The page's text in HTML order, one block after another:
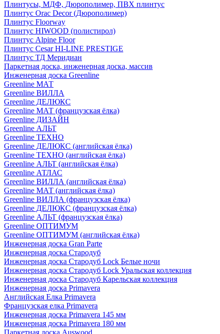
Плинтусы, МДФ, Дюрополимер, ПВХ плинтус
Плинтус Orac Decor (Дюрополимер)
Плинтус Floorway
Плинтус HIWOOD (полистирол)
Плинтус Alpine Floor
Плинтус Cesar HI-LINE PRESTIGE
Плинтус ТД Меридиан
Паркетная доска, инженерная доска, массив
Инженерная доска Greenline
Greenline МАТ
Greenline ВИЛЛА
Greenline ДЕЛЮКС
Greenline МАТ (французская ёлка)
Greenline ДИЗАЙН
Greenline АЛЬТ
Greenline ТЕХНО
Greenline ДЕЛЮКС (английская ёлка)
Greenline ТЕХНО (английская ёлка)
Greenline АЛЬТ (английская ёлка)
Greenline АТЛАС
Greenline ВИЛЛА (английская ёлка)
Greenline МАТ (английская ёлка)
Greenline ВИЛЛА (французская ёлка)
Greenline ДЕЛЮКС (французская ёлка)
Greenline АЛЬТ (французская ёлка)
Greenline ОПТИМУМ
Greenline ОПТИМУМ (английская ёлка)
Инженерная доска Gran Parte
Инженерная доска Стародуб
Инженерная доска Стародуб Lock Белые ночи
Инженерная доска Стародуб Lock Уральская коллекция
Инженерная доска Стародуб Карельская коллекция
Инженерная доска Primavera
Английская Елка Primavera
Французская елка Primavera
Инженерная доска Primavera 145 мм
Инженерная доска Primavera 180 мм
Паркетная доска Auswood